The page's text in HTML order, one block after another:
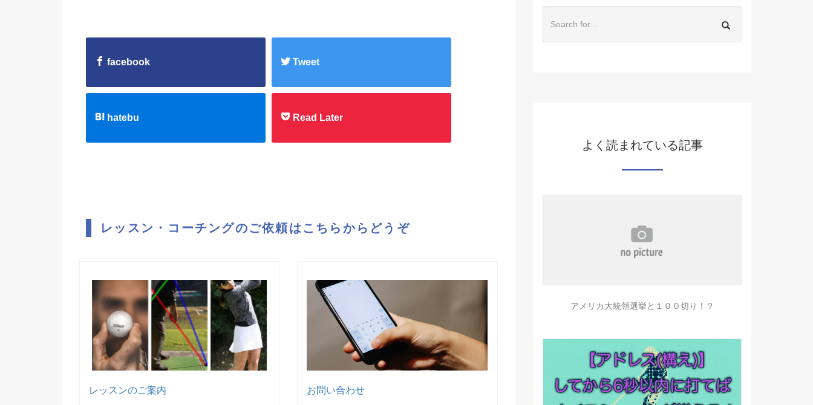
facebook Tweet
hatebu Read Later
レッスン・コーチングのご依頼はこちらからどうぞ
レッスンのご案内 お問い合わせ
よく読まれている記事
アメリカ大統領選挙と１００切り！？